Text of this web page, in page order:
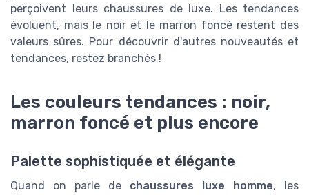
perçoivent leurs chaussures de luxe. Les tendances
évoluent, mais le noir et le marron foncé restent des
valeurs sûres. Pour découvrir d'autres nouveautés et
tendances, restez branchés !
Les couleurs tendances : noir,
marron foncé et plus encore
Palette sophistiquée et élégante
Quand on parle de chaussures luxe homme, les